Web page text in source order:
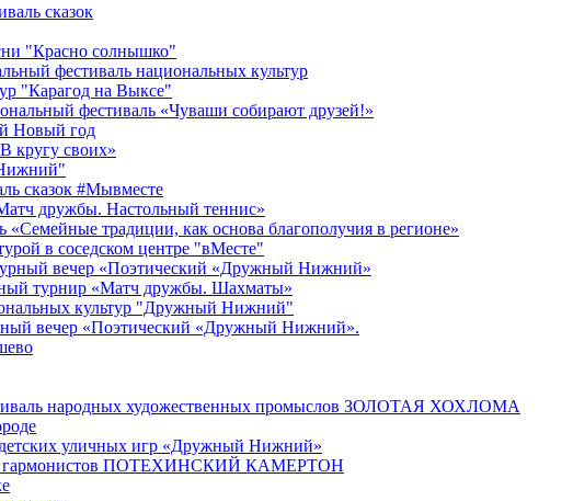
сказок
"Красно солнышко"
фестиваль национальных культур
"Карагод на Выксе"
фестиваль «Чуваши собирают друзей!»
Новый год
кругу своих»
сказок #Мывместе
дружбы. Настольный теннис»
традиции, как основа благополучия в регионе»
в соседском центре "вМесте"
вечер «Поэтический «Дружный Нижний»
турнир «Матч дружбы. Шахматы»
культур "Дружный Нижний"
вечер «Поэтический «Дружный Нижний».
народных художественных промыслов ЗОЛОТАЯ ХОХЛОМА
уличных игр «Дружный Нижний»
гармонистов ПОТЕХИНСКИЙ КАМЕРТОН